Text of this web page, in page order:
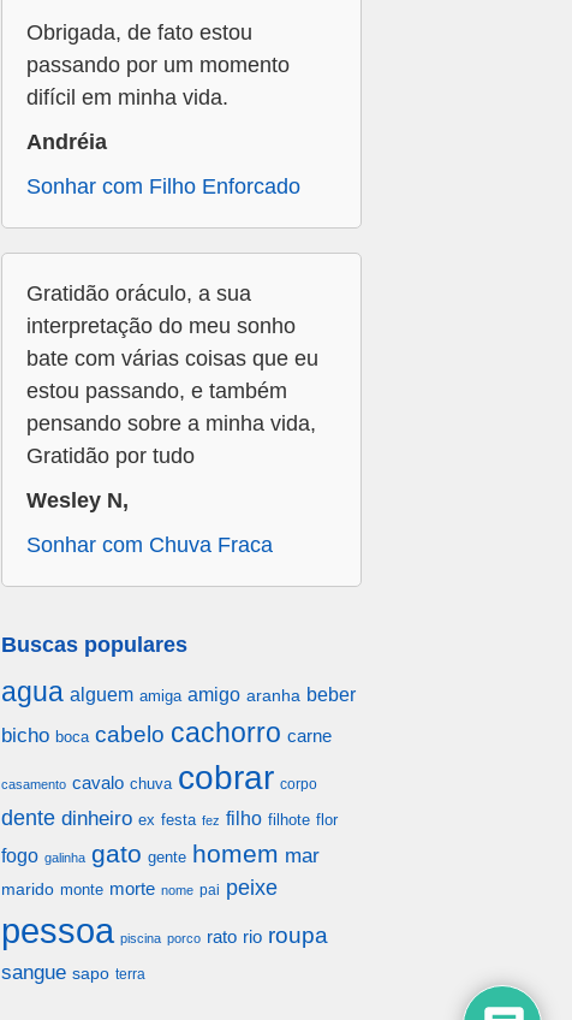
Obrigada, de fato estou
passando por um momento
difícil em minha vida.
Andréia
Sonhar com Filho Enforcado
Gratidão oráculo, a sua
interpretação do meu sonho
bate com várias coisas que eu
estou passando, e também
pensando sobre a minha vida,
Gratidão por tudo
Wesley N,
Sonhar com Chuva Fraca
Buscas populares
agua alguem amiga amigo aranha beber
bicho boca cabelo cachorro carne
casamento cavalo chuva cobrar corpo
dente dinheiro ex festa fez filho filhote flor
fogo galinha gato gente homem mar
marido monte morte nome pai peixe
pessoa piscina porco rato rio roupa
sangue sapo terra